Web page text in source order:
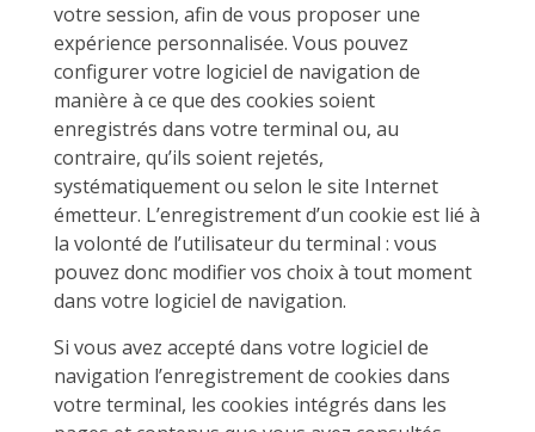
votre session, afin de vous proposer une
expérience personnalisée. Vous pouvez
configurer votre logiciel de navigation de
manière à ce que des cookies soient
enregistrés dans votre terminal ou, au
contraire, qu’ils soient rejetés,
systématiquement ou selon le site Internet
émetteur. L’enregistrement d’un cookie est lié à
la volonté de l’utilisateur du terminal : vous
pouvez donc modifier vos choix à tout moment
dans votre logiciel de navigation.
Si vous avez accepté dans votre logiciel de
navigation l’enregistrement de cookies dans
votre terminal, les cookies intégrés dans les